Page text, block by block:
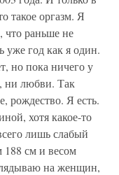
такое оргазм. Я
что раньше не
уже год как я один.
но пока ничего у
ни любви. Так
рождество. Я есть.
хотя какое-то
лишь слабый
см и весом
на женщин,